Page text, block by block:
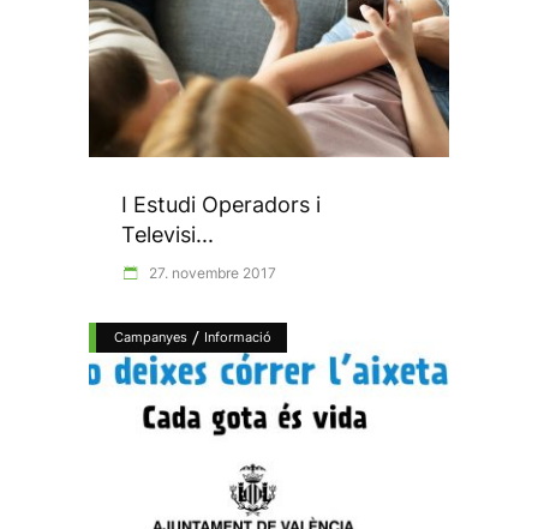
I Estudi Operadors i
Televisi...
27. novembre 2017
Campanyes / Informació